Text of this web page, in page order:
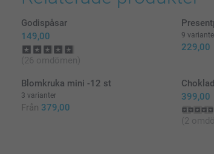
Godispåsar
149,00
(26 omdömen)
9
229,00
Blomkruka mini -12 st
3 varianter
Från 379,00
399,00
(2